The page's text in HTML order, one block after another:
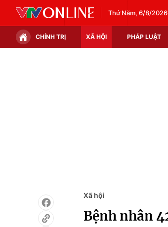
Thứ Năm, 6/8/2026
CHÍNH TRỊ XÃ HỘI PHÁP LUẬT
Xã hội
Bệnh nhân